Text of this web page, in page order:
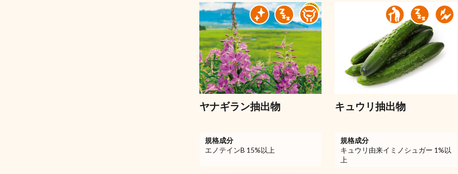
ヤナギラン抽出物
規格成分
エノテインB 15%以上
キュウリ抽出物
規格成分
キュウリ由来イミノシュガー 1%以
上